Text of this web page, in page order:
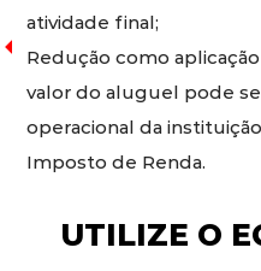
atividade final;
Redução como
valor do aluguel pode
operacional da
Imposto de Renda.
UTILIZE O